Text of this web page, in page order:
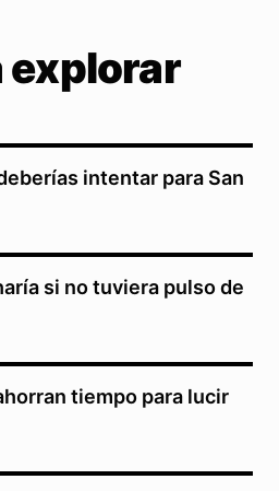
explorar
intentar para San
si no tuviera pulso de
tiempo para lucir